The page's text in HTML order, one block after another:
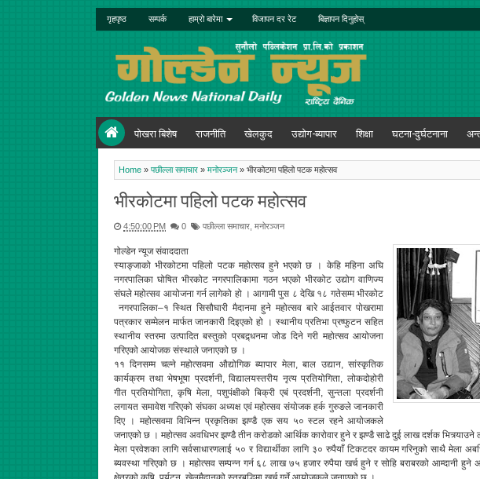
गृहपृष्ठ सम्पर्क हाम्रो बारेमा विजापन दर रेट बिज्ञापन दिनुहोस्
पोखरा बिशेष राजनीति खेलकुद उद्योग-ब्यापार शिक्षा घटना-दुर्घटनाना
Home » पछील्ला समाचार » मनोरञ्जन » भीरकोटमा पहिलो पटक महोत्सव
भीरकोटमा पहिलो पटक महोत्सव
4:50:00 PM 0 पछील्ला समाचार मनोरञ्जन
गोल्डेन न्यूज संवाददाता
स्याङ्जाको भीरकोटमा पहिलो पटक महोत्सव हुने भएको छ । केहि महिना अघि
नगरपालिका घोषित भीरकोट नगरपालिकामा गठन भएको भीरकोट उद्योग वाणिज्य
संघले महोत्सव आयोजना गर्न लागेको हो । आगामी पुस ८ देखि १८ गतेसम्म भीरकोट
नगरपालिका–१ स्थित सिसौघारी मैदानमा हुने महोत्सव बारे आईतवार पोखरामा
पत्रकार सम्मेलन मार्फत जानकारी दिइएको हो । स्थानीय प्रतिभा प्रष्फुटन सहित
स्थानीय स्तरमा उत्पादित बस्तुको प्रबद्र्धनमा जोड दिने गरी महोत्सव आयोजना
गरिएको आयोजक संस्थाले जनाएको छ ।
११ दिनसम्म चल्ने महोत्सवमा औद्योगिक ब्यापार मेला, बाल उद्यान, सांस्कृतिक
कार्यक्रम तथा भेषभूषा प्रदर्शनी, विद्यालयस्तरीय नृत्य प्रतियोगिता, लोकदोहोरी
गीत प्रतियोगिता, कृषि मेला, पशुपंक्षीको बिक्री एबं प्रदर्शनी, सुन्तला प्रदर्शनी
लगायत समावेश गरिएको संघका अध्यक्ष एवं महोत्सव संयोजक हर्क गुरुङले जानकारी
दिए । महोत्सवमा विभिन्न प्रकृतिका झण्डै एक सय ५० स्टल रहने आयोजकले
जनाएको छ । महोत्सव अवधिभर झण्डै तीन करोडको आर्थिक कारोवार हुने र झण्डै साढे दुई लाख दर्शक भित्र्याउने
मेला प्रवेशका लागि सर्वसाधारणलाई ५० र विद्यार्थीका लागि ३० रुपैयाँ टिकटदर कायम गरिनुको साथै मेला
ब्यवस्था गरिएको छ । महोत्सव सम्पन्न गर्न ६८ लाख ७५ हजार रुपैया खर्च हुने र सोहि बराबरको आम्दानी